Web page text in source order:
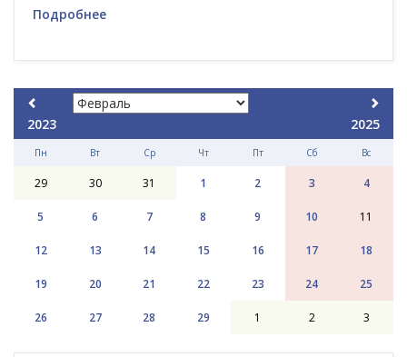
Подробнее
2023 2025
Пн Вт Ср Чт Пт Сб Вс
29 30 31 1 2 3 4
5 6 7 8 9 10 11
12 13 14 15 16 17 18
19 20 21 22 23 24 25
26 27 28 29 1 2 3